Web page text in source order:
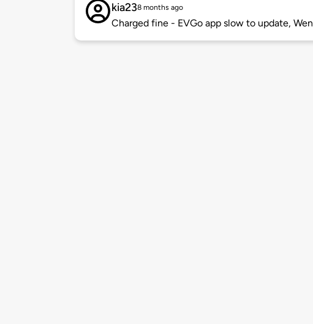
kia238 months ago
Charged fine - EVGo app slow to update,